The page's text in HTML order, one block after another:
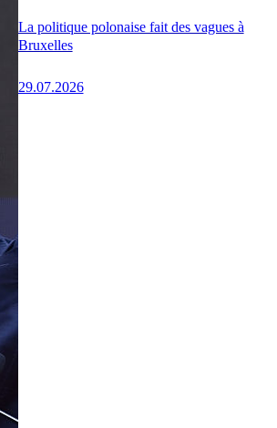
La politique polonaise fait des vagues à
Bruxelles
29.07.2026